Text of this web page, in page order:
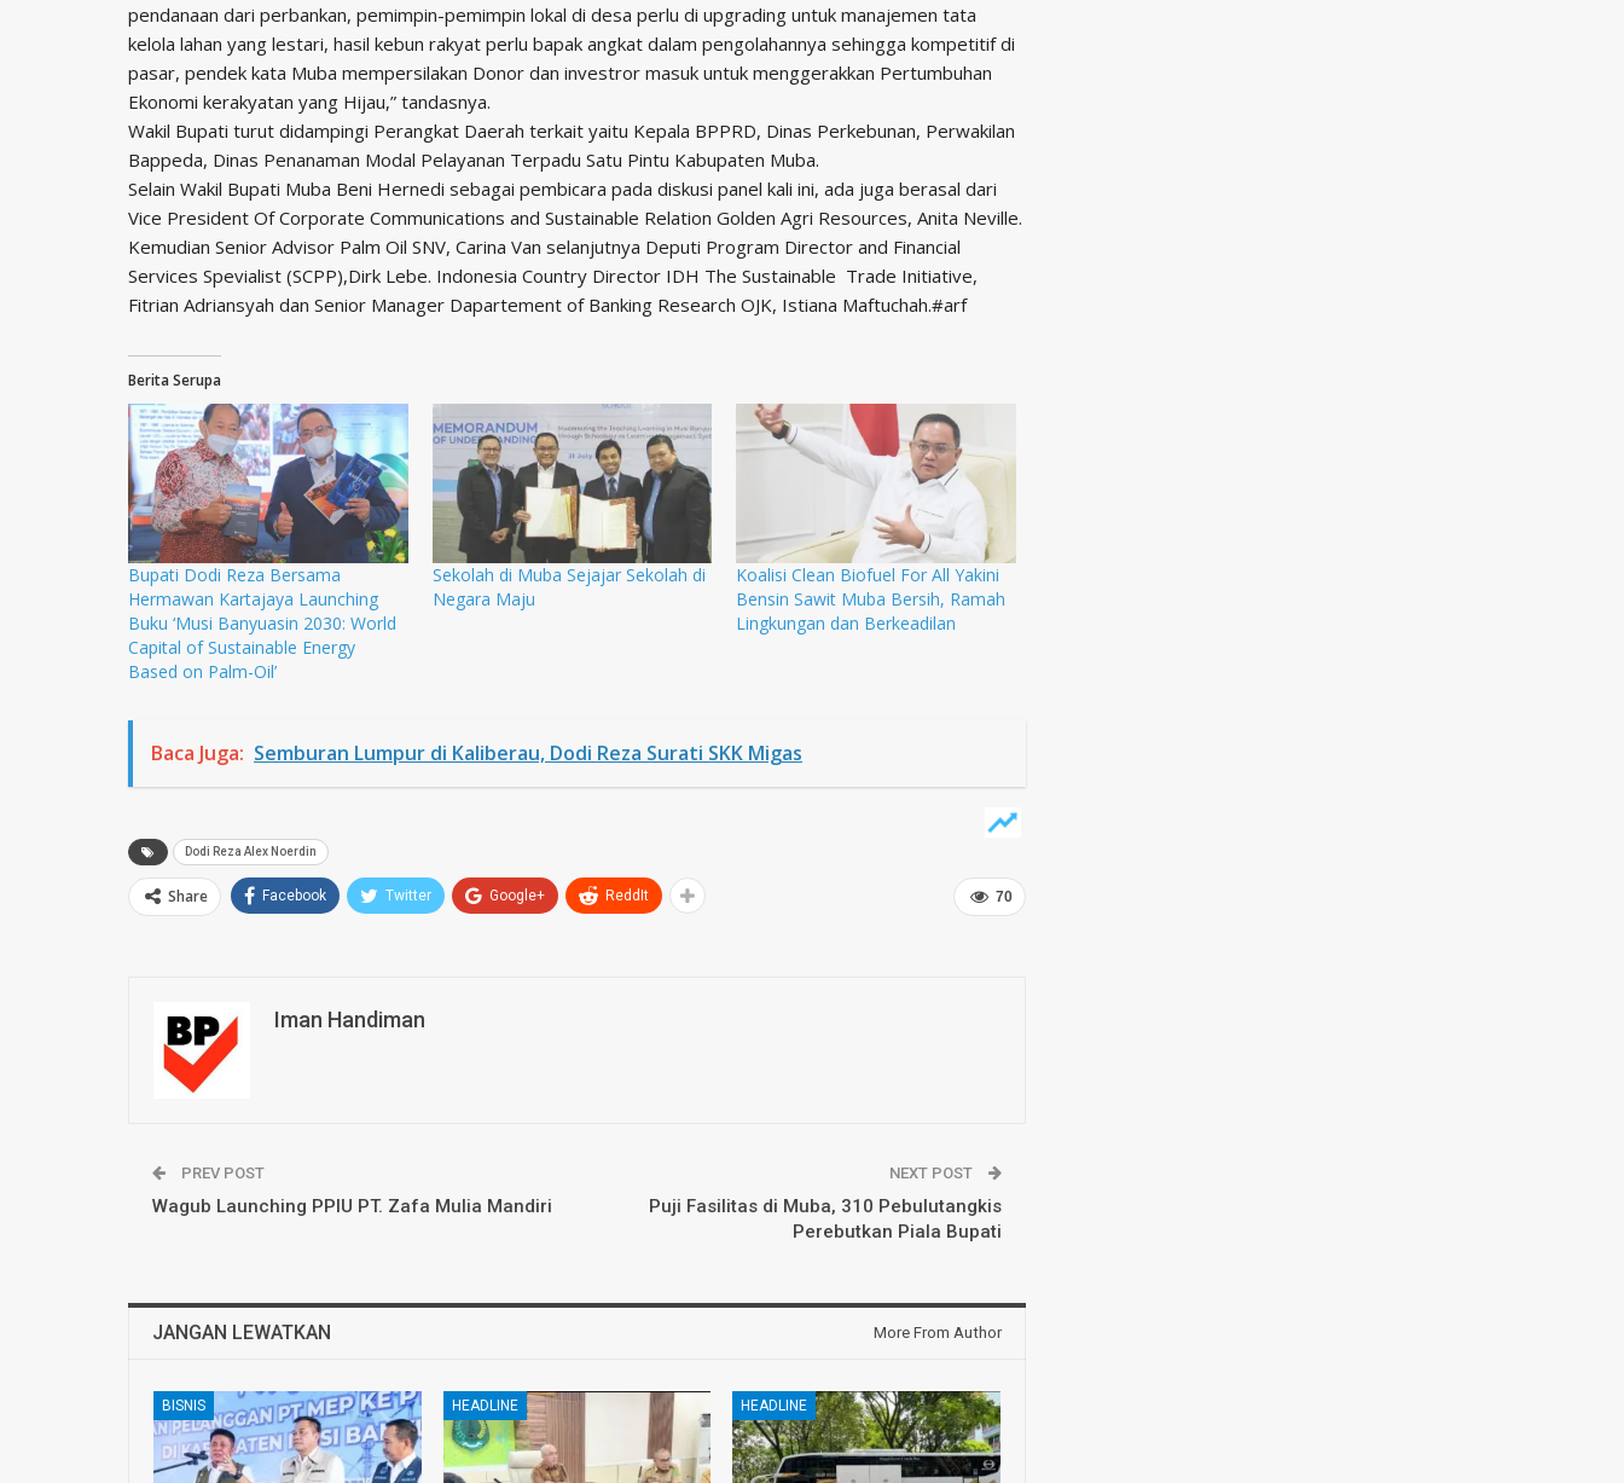
pendanaan dari perbankan, pemimpin-pemimpin lokal di desa perlu di upgrading untuk manajemen tata
kelola lahan yang lestari, hasil kebun rakyat perlu bapak angkat dalam pengolahannya sehingga kompetitif di
pasar, pendek kata Muba mempersilakan Donor dan investror masuk untuk menggerakkan Pertumbuhan
Ekonomi kerakyatan yang Hijau,” tandasnya.
Wakil Bupati turut didampingi Perangkat Daerah terkait yaitu Kepala BPPRD, Dinas Perkebunan, Perwakilan
Bappeda, Dinas Penanaman Modal Pelayanan Terpadu Satu Pintu Kabupaten Muba.
Selain Wakil Bupati Muba Beni Hernedi sebagai pembicara pada diskusi panel kali ini, ada juga berasal dari
Vice President Of Corporate Communications and Sustainable Relation Golden Agri Resources, Anita Neville.
Kemudian Senior Advisor Palm Oil SNV, Carina Van selanjutnya Deputi Program Director and Financial
Services Spevialist (SCPP),Dirk Lebe. Indonesia Country Director IDH The Sustainable Trade Initiative,
Fitrian Adriansyah dan Senior Manager Dapartement of Banking Research OJK, Istiana Maftuchah.#arf
Berita Serupa
Bupati Dodi Reza Bersama
Hermawan Kartajaya Launching
Buku ‘Musi Banyuasin 2030: World
Capital of Sustainable Energy
Based on Palm-Oil’
Sekolah di Muba Sejajar Sekolah di
Negara Maju
Koalisi Clean Biofuel For All Yakini
Bensin Sawit Muba Bersih, Ramah
Lingkungan dan Berkeadilan
Baca Juga: Semburan Lumpur di Kaliberau, Dodi Reza Surati SKK Migas
Dodi Reza Alex Noerdin
70
Share Facebook Twitter Google+ ReddIt
Iman Handiman
PREV POST
Wagub Launching PPIU PT. Zafa Mulia Mandiri
NEXT POST
Puji Fasilitas di Muba, 310 Pebulutangkis
Perebutkan Piala Bupati
JANGAN LEWATKAN More From Author
BISNIS HEADLINE HEADLINE